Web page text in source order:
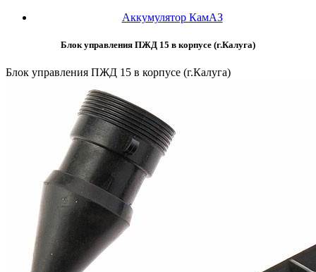
Аккумулятор КамАЗ
Блок управления ПЖД 15 в корпусе (г.Калуга)
Блок управления ПЖД 15 в корпусе (г.Калуга)